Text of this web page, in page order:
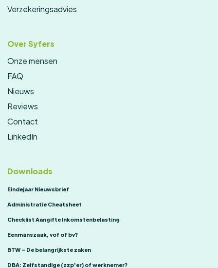
Verzekeringsadvies
Over Syfers
Onze mensen
FAQ
Nieuws
Reviews
Contact
LinkedIn
Downloads
Eindejaar Nieuwsbrief
Administratie Cheatsheet
Checklist Aangifte Inkomstenbelasting
Eenmanszaak, vof of bv?
BTW – De belangrijkste zaken
DBA: Zelfstandige (zzp'er) of werknemer?